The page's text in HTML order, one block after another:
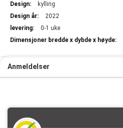
kylling
2022
0-1 uke
Anmeldelser